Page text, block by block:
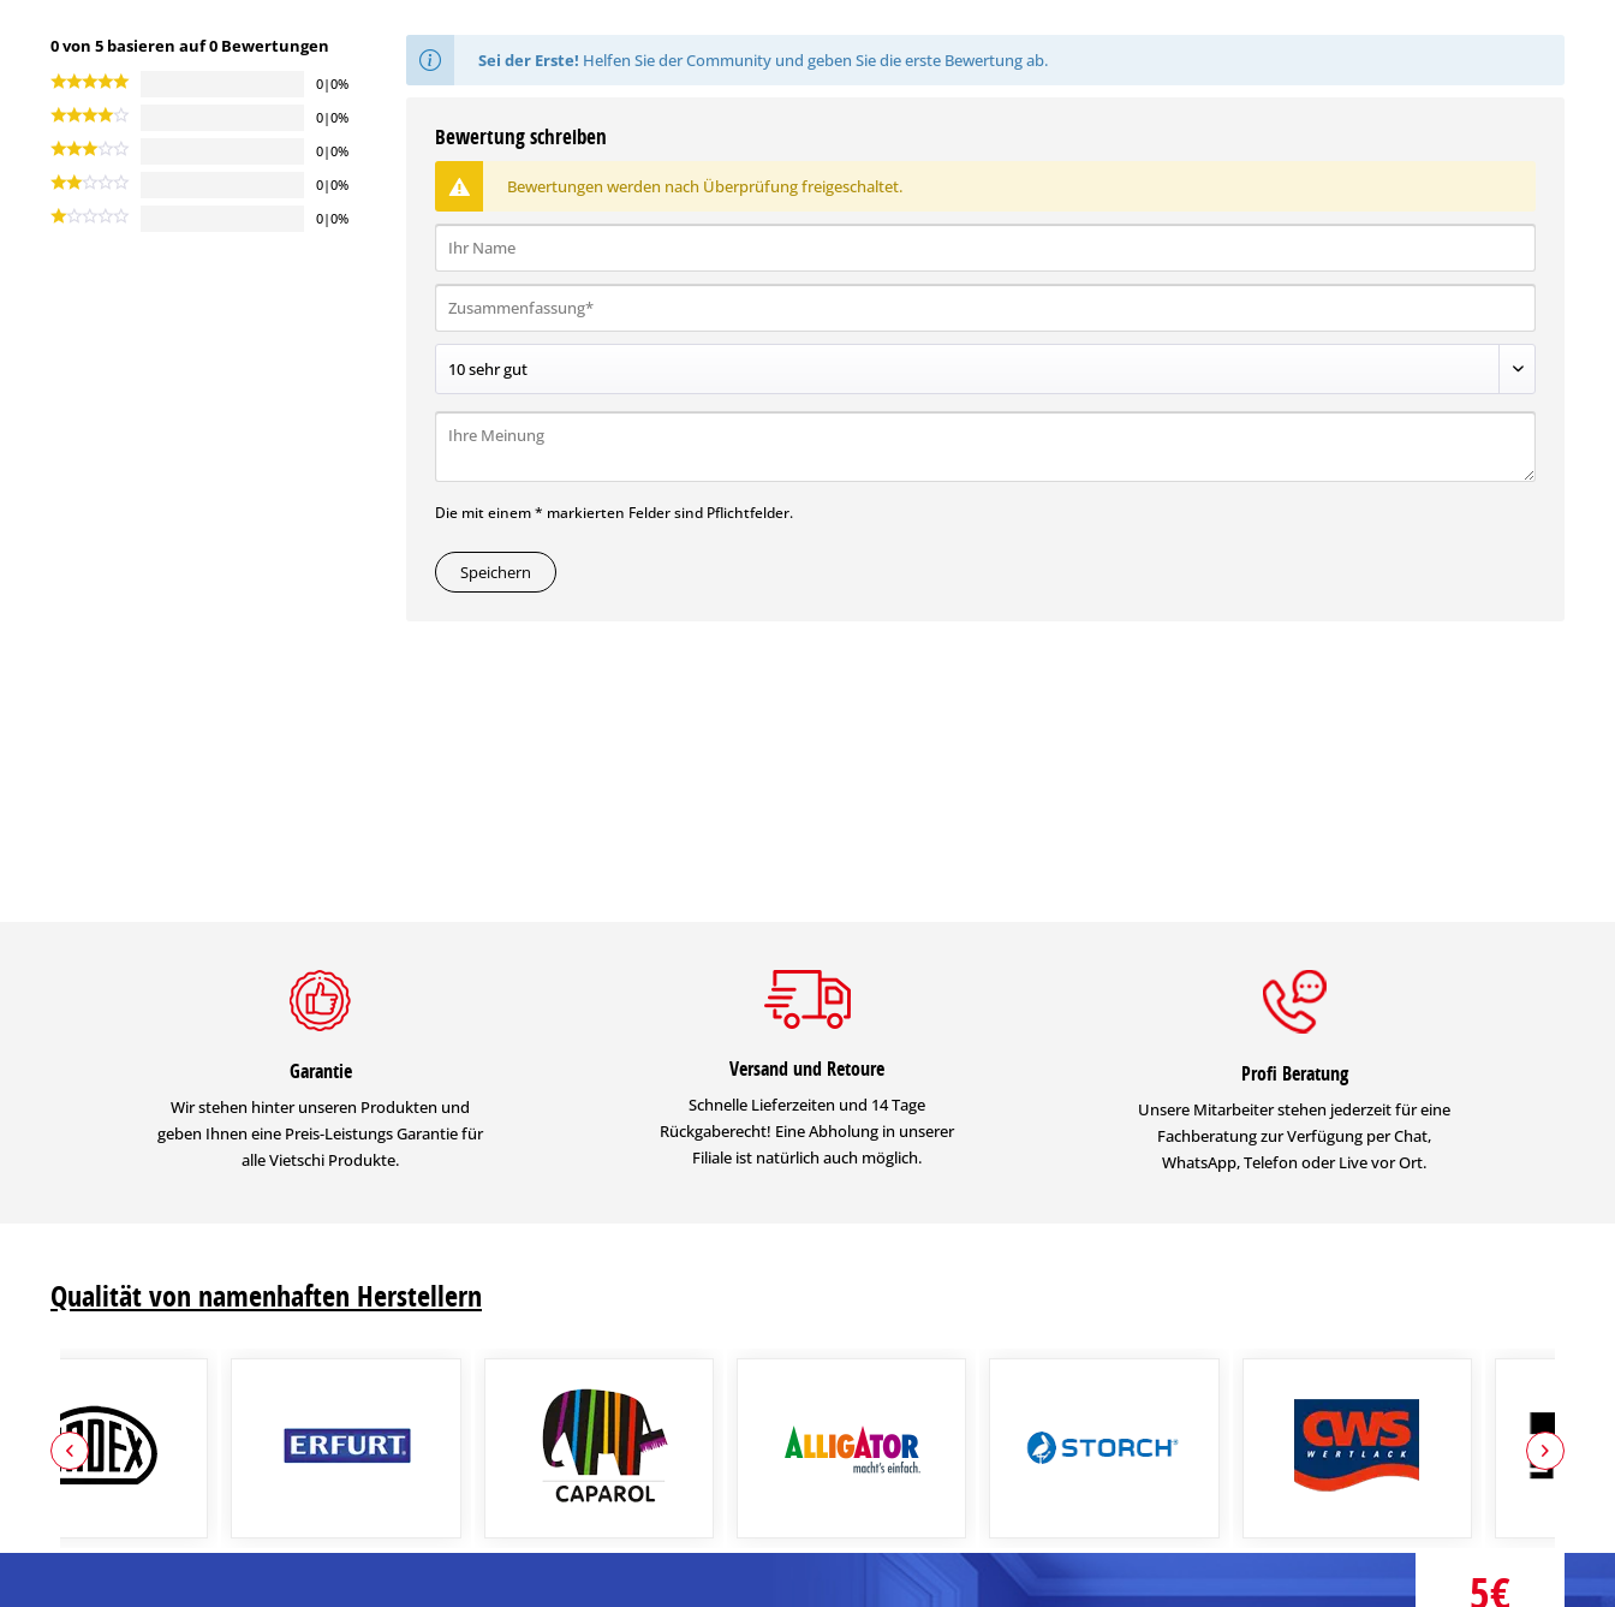
0 von 5 basieren auf 0 Bewertungen
0|0%
0|0%
0|0%
0|0%
0|0%
Sei der Erste! Helfen Sie der Community und geben Sie die erste Bewertung ab.
Bewertung schreiben
Bewertungen werden nach Überprüfung freigeschaltet.
Die mit einem * markierten Felder sind Pflichtfelder.
Speichern
Garantie
Wir stehen hinter unseren Produkten und
geben Ihnen eine Preis-Leistungs Garantie für
alle Vietschi Produkte.
Versand und Retoure
Schnelle Lieferzeiten und 14 Tage
Rückgaberecht! Eine Abholung in unserer
Filiale ist natürlich auch möglich.
Profi Beratung
Unsere Mitarbeiter stehen jederzeit für eine
Fachberatung zur Verfügung per Chat,
WhatsApp, Telefon oder Live vor Ort.
Qualität von namenhaften Herstellern
5€